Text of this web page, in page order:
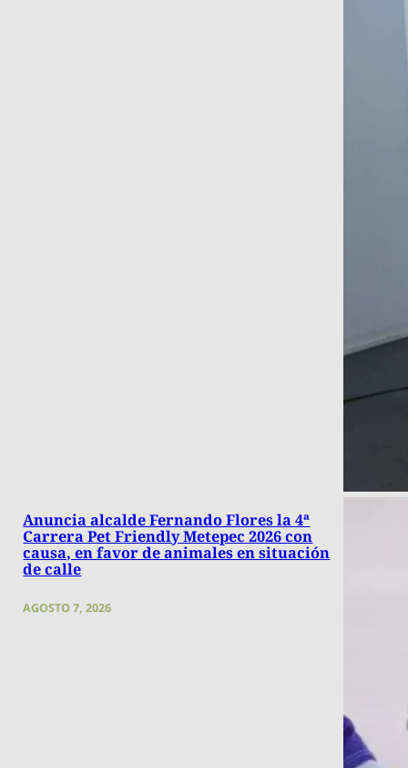
Anuncia alcalde Fernando Flores la 4ª
Carrera Pet Friendly Metepec 2026 con
causa, en favor de animales en situación
de calle
AGOSTO 7, 2026